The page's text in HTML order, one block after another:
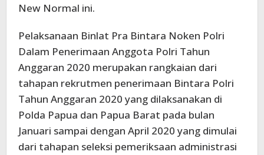
New Normal ini.
Pelaksanaan Binlat Pra Bintara Noken Polri
Dalam Penerimaan Anggota Polri Tahun
Anggaran 2020 merupakan rangkaian dari
tahapan rekrutmen penerimaan Bintara Polri
Tahun Anggaran 2020 yang dilaksanakan di
Polda Papua dan Papua Barat pada bulan
Januari sampai dengan April 2020 yang dimulai
dari tahapan seleksi pemeriksaan administrasi